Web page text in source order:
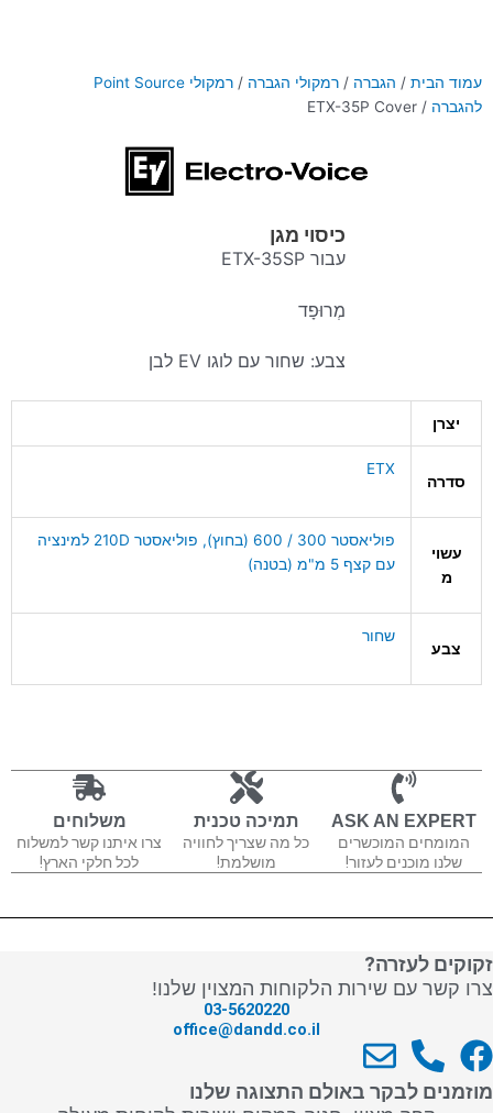
עמוד הבית / הגברה / רמקולי הגברה /
רמקולי Point Source
להגברה / ETX-35P Cover
כיסוי מגן
עבור ETX-35SP
מְרוּפָד
צבע: שחור עם לוגו EV לבן
יצרן
סדרה
ETX
עשוי
מ
פוליאסטר 300 / 600 (בחוץ), פוליאסטר 210D למינציה
עם קצף 5 מ"מ (בטנה)
צבע
שחור
ASK AN EXPERT
המומחים המוכשרים
שלנו מוכנים לעזור!
תמיכה טכנית
כל מה שצריך לחוויה
מושלמת!
משלוחים
צרו איתנו קשר למשלוח
לכל חלקי הארץ!
זקוקים לעזרה?
צרו קשר עם שירות הלקוחות המצוין שלנו!
03-5620220
office@dandd.co.il
F
a
P
h
E
n
מוזמנים לבקר באולם התצוגה שלנו